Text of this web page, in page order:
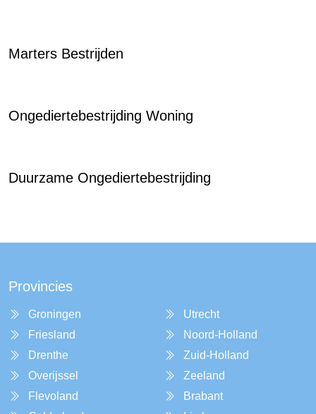
Marters Bestrijden
Ongediertebestrijding Woning
Duurzame Ongediertebestrijding
Provincies
Groningen
Friesland
Drenthe
Overijssel
Flevoland
Utrecht
Noord-Holland
Zuid-Holland
Zeeland
Brabant